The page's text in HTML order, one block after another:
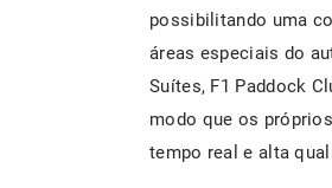
possibilitando uma
áreas especiais do
Suítes, F1 Paddock
modo que os
tempo real e alta